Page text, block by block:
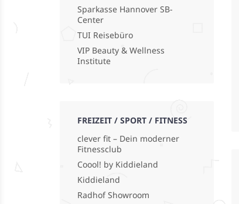
Sparkasse Hannover SB-
Center
TUI Reisebüro
VIP Beauty & Wellness
Institute
FREIZEIT / SPORT / FITNESS
clever fit – Dein moderner
Fitnessclub
Coool! by Kiddieland
Kiddieland
Radhof Showroom